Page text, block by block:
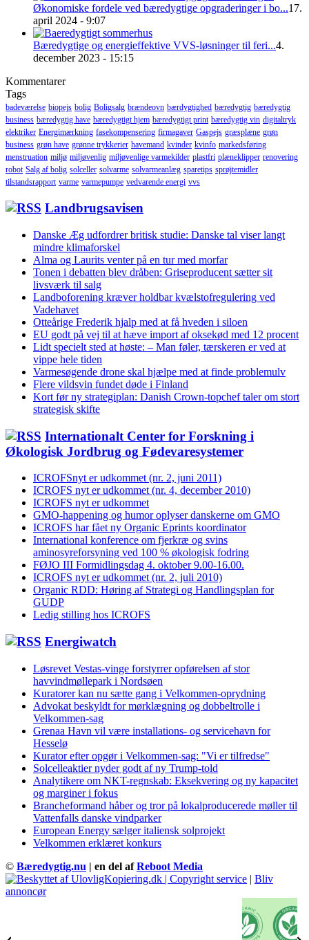
Økonomiske fordele ved bæredygtige opgraderinger i bo...17.
april 2024 - 9:07
Bæredygtige og energieffektive VVS-løsninger til feri...4.
december 2023 - 15:15
Kommentarer
Tags
badeværelse biopejs bolig Boligsalg brændeovn bærdygtighed bæredygtig bæredygtig
business bæredygtig have bæredygtigt hjem bæredygtigt print bæredygtig vin digitaltryk
elektriker Energimærkning fasekompensering firmagaver Gaspejs græsplæne grøn
business grøn have grønne trykkerier havemand kvinder kvinfo markedsføring
menstruation miljø miljøvenlig miljøvenlige varmekilder plastfri plæneklipper renovering
robot Salg af bolig solceller solvarme solvarmeanlæg sparetips sprøjtemidler
tilstandsrapport varme varmepumpe vedvarende energi vvs
Landbrugsavisen
Danske Æg udfordrer britisk studie: Danske tal viser langt
mindre klimaforskel
Alma og Laurits venter på en tur med morfar
Tonen i debatten blev dråben: Griseproducent sætter sit
livsværk til salg
Landboforening kræver holdbar kvælstofregulering ved
Vadehavet
Otteårige Frederik hjalp med at få hveden i siloen
EU godt på vej til at hæve import af oksekød med 12 procent
Lidt specielt sted at høste: – Man føler, tærskeren er ved at
vippe hele tiden
Varmesøgende drone skal hjælpe med at finde problemulv
Flere vildsvin fundet døde i Finland
Kort før ny strategiplan: Danish Crown-topchef taler om stort
strategisk skifte
Internationalt Center for Forskning i
Økologisk Jordbrug og Fødevaresystemer
ICROFSnyt er udkommet (nr. 2, juni 2011)
ICROFS nyt er udkommet (nr. 4, december 2010)
ICROFS nyt er udkommet
GMO-happening og humor oplyser danskerne om GMO
ICROFS har fået ny Organic Eprints koordinator
International konference om fjerkræ og svins
aminosyreforsyning ved 100 % økologisk fodring
FØJO III Formidlingsdag 4. oktober 9.00-16.00.
ICROFS nyt er udkommet (nr. 2, juli 2010)
Organic RDD: Høring af Strategi og Handlingsplan for
GUDP
Ledig stilling hos ICROFS
Energiwatch
Løsrevet Vestas-vinge forstyrrer opførelsen af stor
havvindmøllepark i Nordsøen
Kuratorer kan nu sætte gang i Velkommen-oprydning
Advokat beskyldt for mørklægning og dobbeltrolle i
Velkommen-sag
Grenaa Havn vil være installations- og servicehavn for
Hesselø
Kurator efter opgør i Velkommen-sag: "Vi er tilfredse"
Solcelleaktier nyder godt af ny Trump-told
Analytikere om NKT-regnskab: Eksekvering og ny kapacitet
og marginer i fokus
Brancheformand håber og tror på lokalproducerede møller til
Vattenfalls danske vindparker
European Energy sælger italiensk solprojekt
Velkommen erklæret konkurs
© Bæredygtig.nu | en del afReboot Media
| Bliv
annoncør